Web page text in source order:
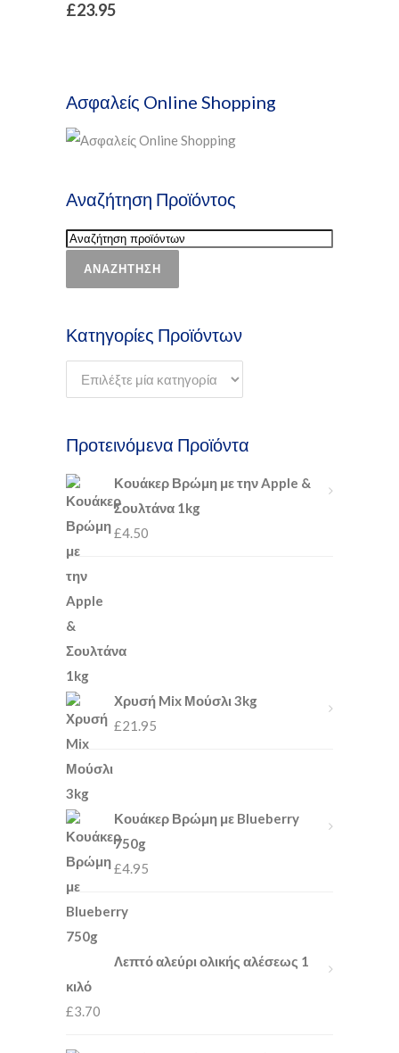
£23.95
Ασφαλείς Online Shopping
Αναζήτηση Προϊόντος
ΑΝΑΖΉΤΗΣΗ
Κατηγορίες Προϊόντων
Προτεινόμενα Προϊόντα
Κουάκερ Βρώμη με την Apple &
Σουλτάνα 1kg
£4.50
Χρυσή Mix Μούσλι 3kg
£21.95
Κουάκερ Βρώμη με Blueberry
750g
£4.95
Λεπτό αλεύρι ολικής αλέσεως 1
κιλό
£3.70